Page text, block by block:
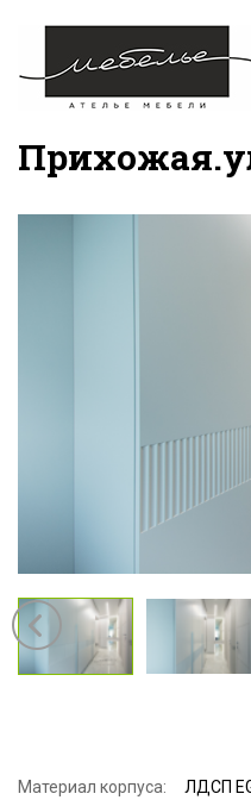
Материал корпуса:
ЛДСП